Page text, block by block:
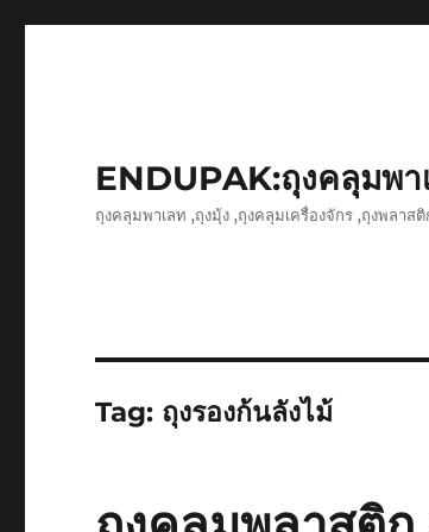
ENDUPAK:ถุงคลุมพ
ถุงคลุมพาเลท ,ถุงมุ้ง ,ถุงคลุมเครื่องจักร ,ถุงพลา
Tag: ถุงรองก้นลังไม้